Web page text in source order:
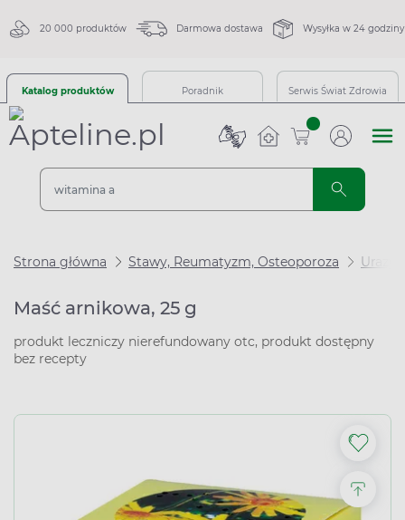
20 000 produktów Darmowa dostawa Wysyłka w 24 godziny
Katalog produktów Poradnik Serwis Świat Zdrowia
sztuk
Strona główna Stawy, Reumatyzm, Osteoporoza Urazy
Maść arnikowa, 25 g
produkt leczniczy nierefundowany otc, produkt dostępny
bez recepty